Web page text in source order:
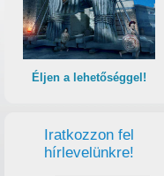
Éljen a lehetőséggel!
Iratkozzon fel
hírlevelünkre!